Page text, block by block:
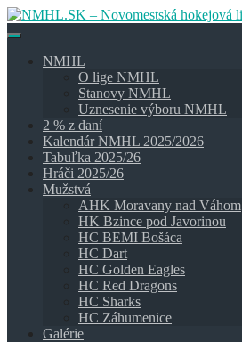
Skip
to
NMHL
O lige NMHL
Stanovy NMHL
Uznesenie výboru NMHL
2 % z daní
Kalendár NMHL 2025/2026
Tabuľka 2025/26
Hráči 2025/26
Mužstvá
AHK Moravany nad Váhom
HK Bzince pod Javorinou
HC BEMI Bošáca
HC Dart
HC Golden Eagles
HC Red Dragons
HC Sharks
HC Záhumenice
Galérie